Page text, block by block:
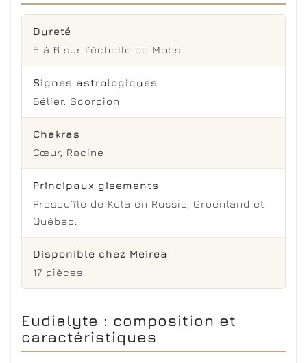
Dureté
5 à 6 sur l’échelle de Mohs
Signes astrologiques
Bélier, Scorpion
Chakras
Cœur, Racine
Principaux gisements
Presqu’île de Kola en Russie, Groenland et
Québec.
Disponible chez Meirea
17 pièces
Eudialyte : composition et
caractéristiques